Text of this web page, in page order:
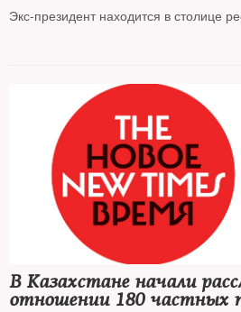
Экс-президент находится в столице
В Казахстане начали
отношении 180 частных